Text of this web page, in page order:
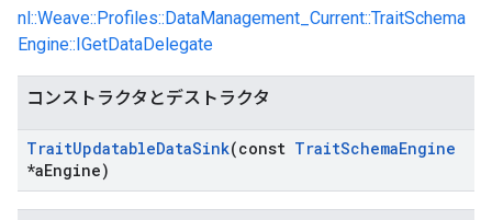
nl::Weave::Profiles::DataManagement_Current::TraitSchema
Engine::IGetDataDelegate
コンストラクタとデストラクタ
TraitUpdatableDataSink(const TraitSchemaEngine
*aEngine)